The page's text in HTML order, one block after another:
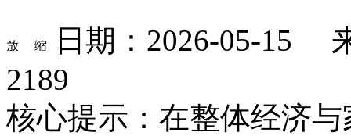
日期：2026-05-15
2189
核心提示：在整体经济